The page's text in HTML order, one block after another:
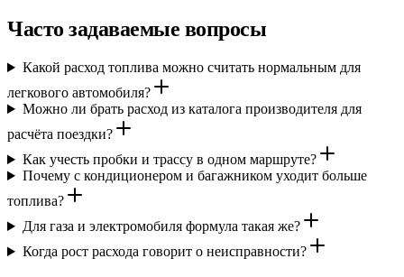
Часто задаваемые вопросы
Какой расход топлива можно считать нормальным для
легкового автомобиля?
Можно ли брать расход из каталога производителя для
расчёта поездки?
Как учесть пробки и трассу в одном маршруте?
Почему с кондиционером и багажником уходит больше
топлива?
Для газа и электромобиля формула такая же?
Когда рост расхода говорит о неисправности?